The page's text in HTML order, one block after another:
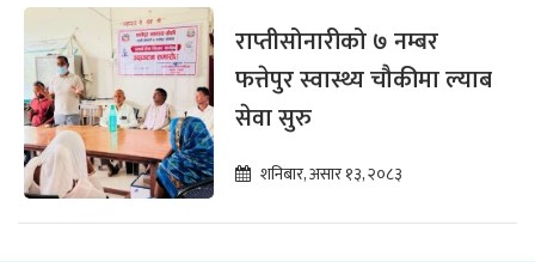
राप्तीसोनारीको ७ नम्बर
फत्तेपुर स्वास्थ्य चौकीमा ल्याब
सेवा सुरु
शनिबार, असार १३, २०८३